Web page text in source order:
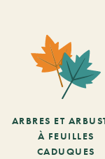
ARBRES ET
À FEUILLES
CADUQUES